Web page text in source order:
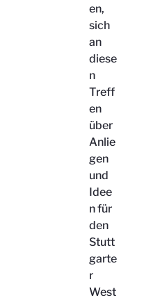
en,
sich
an
diese
n
Treff
en
über
Anlie
gen
und
Idee
n für
den
Stutt
garte
r
West